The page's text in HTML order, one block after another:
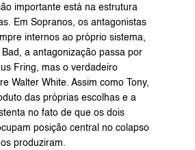
importante está na estrutura
Em Sopranos, os antagonistas
internos ao próprio sistema,
a antagonização passa por
Fring, mas o verdadeiro
Walter White. Assim como Tony,
das próprias escolhas e a
no fato de que os dois
posição central no colapso
produziram.